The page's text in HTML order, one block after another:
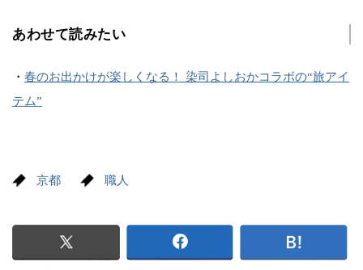
あわせて読みたい
・ 春のお出かけが楽しくなる！ 染司よしおかコラボの“旅アイ
テム”
京都 職人